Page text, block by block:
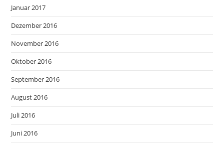
Januar 2017
Dezember 2016
November 2016
Oktober 2016
September 2016
August 2016
Juli 2016
Juni 2016